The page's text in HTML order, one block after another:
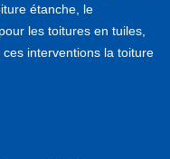
étanche, le
les toitures en tuiles,
interventions la toiture